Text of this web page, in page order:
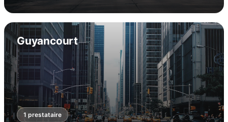
Guyancourt
1 prestataire